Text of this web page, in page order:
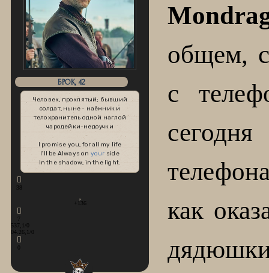
БРОК, 42
Человек, проклятый; бывший
солдат, ныне - наёмник и
телохранитель одной наглой
чародейки-недоучки
I promise you, for all my life
I'll be Always on your side
In the shadow, in the light.
38
+136
7
537,1/0
04.26,1/0
общем,
с
как